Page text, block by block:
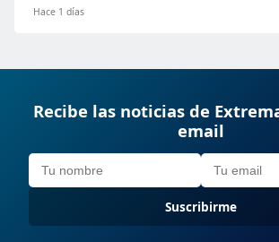
Hace 1 días
Recibe las noticias de
email
Suscribirme